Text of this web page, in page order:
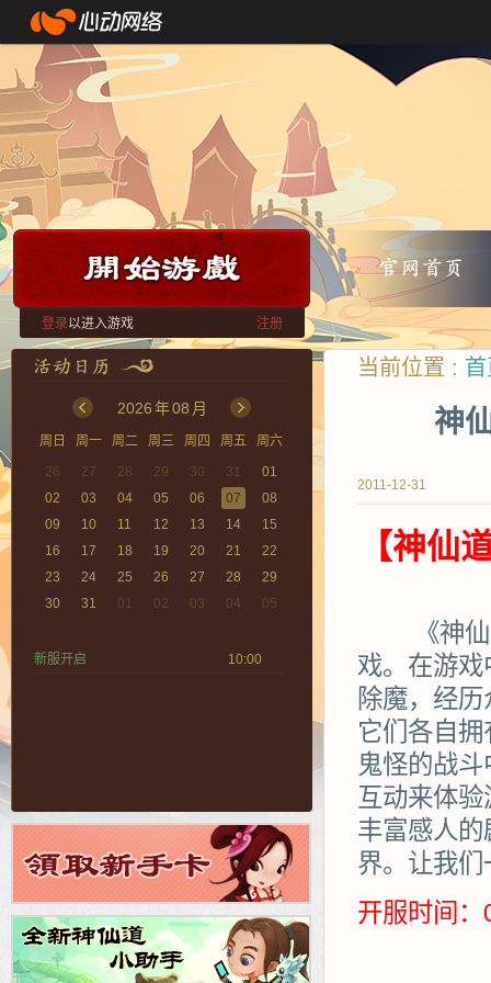
登录以进入游戏 注册
2026年08 月
周日 周一 周二 周三 周四 周五
周六
26
27 28 29 30 31
01
02
03 04 05 06 07
08
09
10 11 12 13 14
15
16
17 18 19 20 21
22
23
24 25 26 27 28
29
30
31 01 02 03 04 05
新服开启 10:00
当前位置 :
神
2011-12-31
【神仙
《神仙道
戏。在游
除魔，经
它们各自
鬼怪的战
互动来体
丰富感人
界。让我们
开服时间